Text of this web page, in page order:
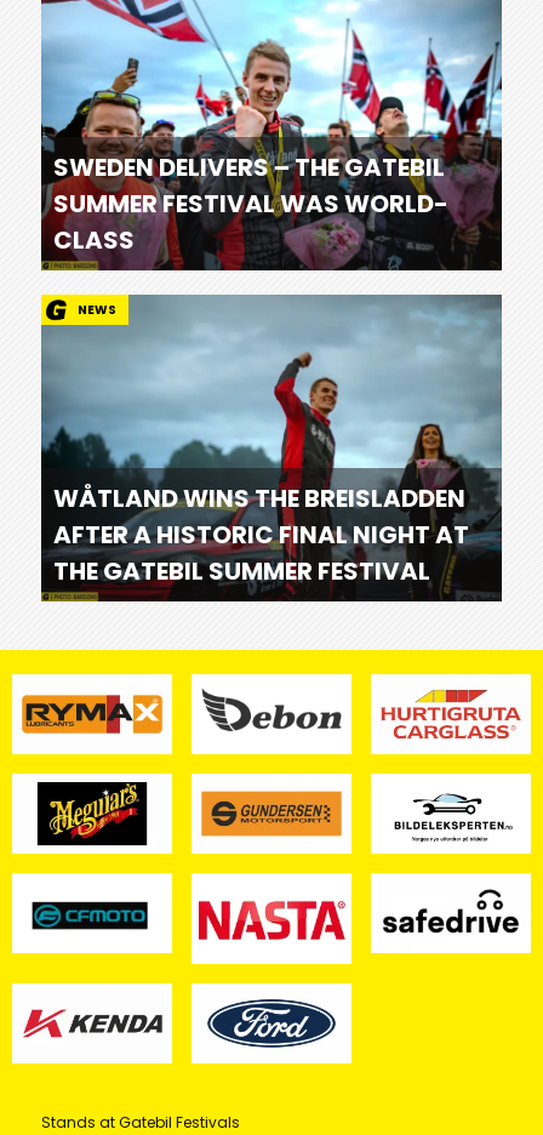
SWEDEN DELIVERS – THE GATEBIL
SUMMER FESTIVAL WAS WORLD-
CLASS
NEWS
WÅTLAND WINS THE BREISLADDEN
AFTER A HISTORIC FINAL NIGHT AT
THE GATEBIL SUMMER FESTIVAL
Stands at Gatebil Festivals